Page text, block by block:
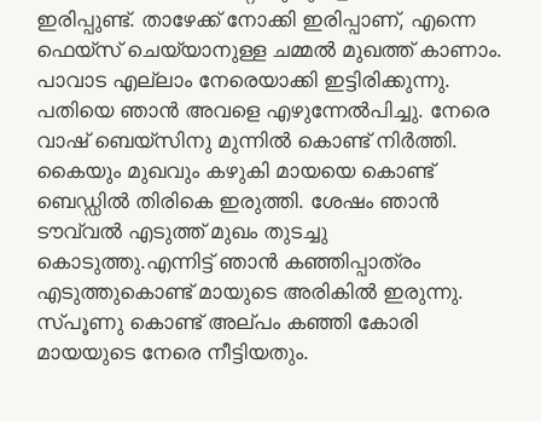
ഇരിപ്പുണ്ട്. താഴേക്ക് നോക്കി ഇരിപ്പാണ്, എന്നെ
ഫെയ്സ് ചെയ്യാനുള്ള ചമ്മൽ മുഖത്ത് കാണാം.
പാവാട എല്ലാം നേരെയാക്കി ഇട്ടിരിക്കുന്നു.
പതിയെ ഞാൻ അവളെ എഴുന്നേൽപിച്ചു. നേരെ
വാഷ് ബെയ്സിനു മുന്നിൽ കൊണ്ട് നിർത്തി.
കൈയും മുഖവും കഴുകി മായയെ കൊണ്ട്
ബെഡ്ഡിൽ തിരികെ ഇരുത്തി. ശേഷം ഞാൻ
ടൗവ്വൽ എടുത്ത് മുഖം തുടച്ചു
കൊടുത്തു.എന്നിട്ട് ഞാൻ കഞ്ഞിപ്പാത്രം
എടുത്തുകൊണ്ട് മായുടെ അരികിൽ ഇരുന്നു.
സ്പൂണു കൊണ്ട് അല്പം കഞ്ഞി കോരി
മായയുടെ നേരെ നീട്ടിയതും.